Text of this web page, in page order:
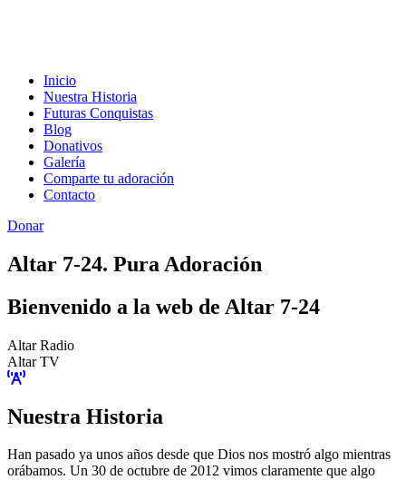
Inicio
Nuestra Historia
Futuras Conquistas
Blog
Donativos
Galería
Comparte tu adoración
Contacto
Donar
Altar 7-24. Pura Adoración
Bienvenido a la web de Altar 7-24
Altar Radio
Altar TV
Nuestra Historia
Han pasado ya unos años desde que Dios nos mostró algo mientras
orábamos. Un 30 de octubre de 2012 vimos claramente que algo